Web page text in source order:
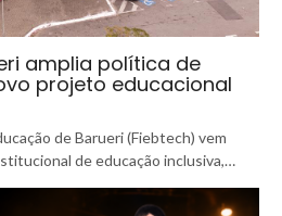
amplia política de
projeto educacional
de Barueri (Fiebtech) vem
de educação inclusiva,…